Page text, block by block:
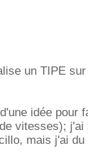
un TIPE
idée pour
vitesses);
mais j'ai